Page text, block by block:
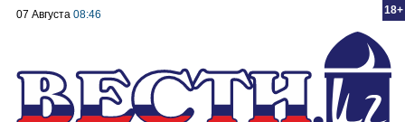
18+
07 Августа 08:46